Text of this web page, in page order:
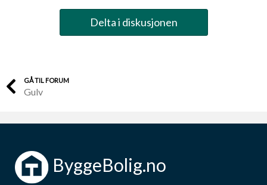
Delta i diskusjonen
GÅ TIL FORUM
Gulv
ByggeBolig.no